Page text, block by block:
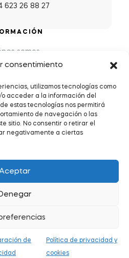
consentimiento
utilizamos tecnologías como
acceder a la información del
estas tecnologías nos permitirá
de navegación o las
sitio. No consentir o retirar el
negativamente a ciertas
de Política de privacidad y
cookies
623 26 88 27
somos
(FAQs)
y Reembolsos
de entrega
y Cookies
de servicio